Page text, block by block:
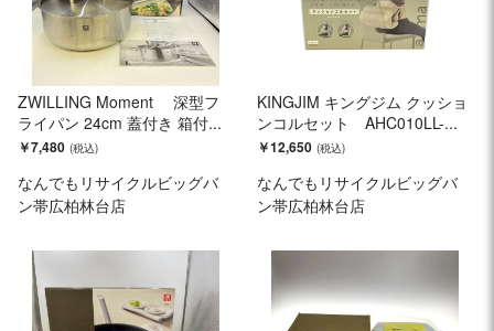
ZWILLING Moment 深型フ
ライパン 24cm 蓋付き 箱付...
￥7,480
なんでもリサイクルビッグバ
ン帯広柏林台店
KINGJIM キングジム クッショ
ンコルセット AHC010LL-...
￥12,650
なんでもリサイクルビッグバ
ン帯広柏林台店